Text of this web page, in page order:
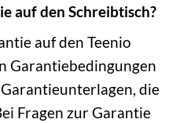
auf den Schreibtisch?
auf den Teenio
Garantiebedingungen
die
Fragen zur Garantie